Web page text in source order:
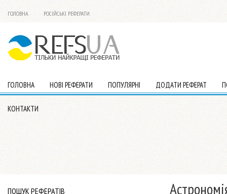
ГОЛОВНА РОСІЙСЬКІ РЕФЕРАТИ
ГОЛОВНА НОВІ РЕФЕРАТИ ПОПУЛЯРНІ ДОДАТИ РЕФЕРАТ
КОНТАКТИ
ПОШУК РЕФЕРАТІВ